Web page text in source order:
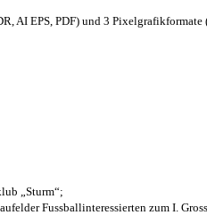
AI EPS, PDF) und 3 Pixelgrafikformate
„Sturm“;
Fussballinteressierten zum I.